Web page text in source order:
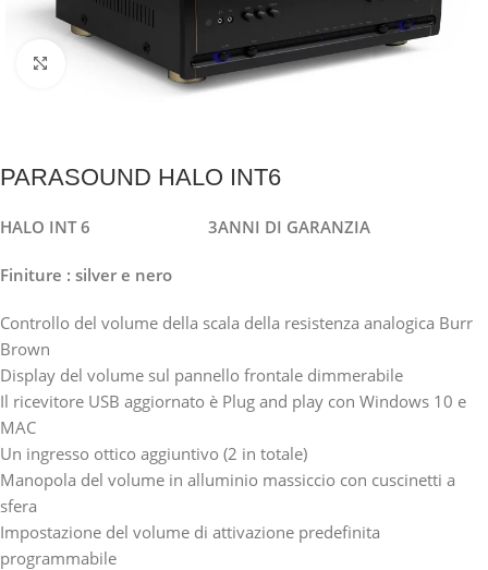
Clicca per ingrandire
PARASOUND HALO INT6
HALO INT 6 3ANNI DI GARANZIA
Finiture : silver e nero
Controllo del volume della scala della resistenza analogica Burr
Brown
Display del volume sul pannello frontale dimmerabile
Il ricevitore USB aggiornato è Plug and play con Windows 10 e
MAC
Un ingresso ottico aggiuntivo (2 in totale)
Manopola del volume in alluminio massiccio con cuscinetti a
sfera
Impostazione del volume di attivazione predefinita
programmabile